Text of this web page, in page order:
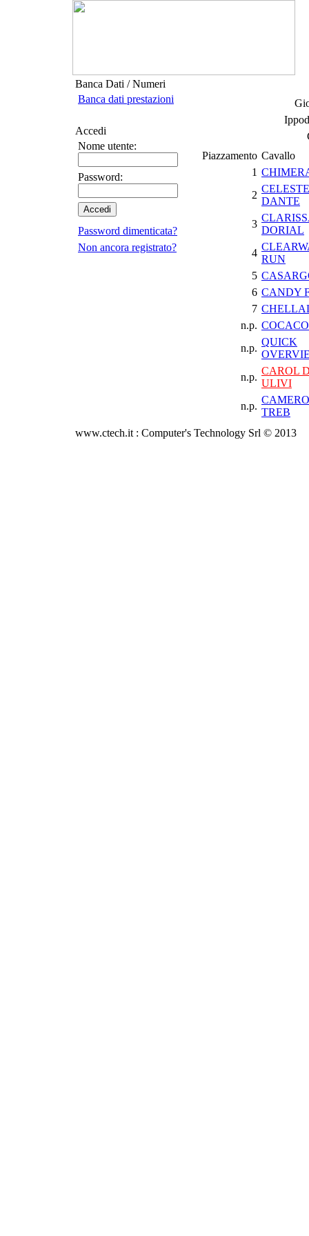
Banca Dati / Numeri
Banca dati prestazioni
Accedi
Nome utente:
Password:
Password dimenticata?
Non ancora registrato?
Piazzamento Cavallo
1
2
CELESTE
DANTE
3
DORIAL
4
RUN
5
6 CANDY
7
n.p.
n.p.
QUICK
n.p.
CAROL
ULIVI
n.p.
TREB
www.ctech.it : Computer's Technology Srl © 2013